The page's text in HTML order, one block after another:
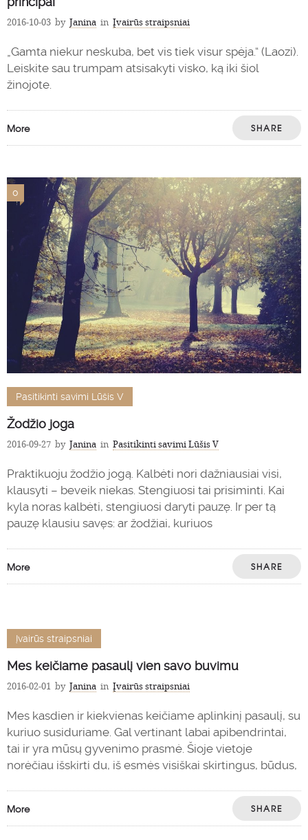
2016-10-03 by Janina in Įvairūs straipsniai
„Gamta niekur neskuba, bet vis tiek visur spėja.“ (Laozi).
Leiskite sau trumpam atsisakyti visko, ką iki šiol
žinojote.
More SHARE
0
Pasitikinti savimi Lūšis V
Žodžio joga
2016-09-27 by Janina in Pasitikinti savimi Lūšis V
Praktikuoju žodžio jogą. Kalbėti nori dažniausiai visi,
klausyti – beveik niekas. Stengiuosi tai prisiminti. Kai
kyla noras kalbėti, stengiuosi daryti pauzę. Ir per tą
pauzę klausiu savęs: ar žodžiai, kuriuos
More SHARE
Įvairūs straipsniai
Mes keičiame pasaulį vien savo buvimu
2016-02-01 by Janina in Įvairūs straipsniai
Mes kasdien ir kiekvienas keičiame aplinkinį pasaulį, su
kuriuo susiduriame. Gal vertinant labai apibendrintai,
tai ir yra mūsų gyvenimo prasmė. Šioje vietoje
norėčiau išskirti du, iš esmės visiškai skirtingus, būdus,
More SHARE